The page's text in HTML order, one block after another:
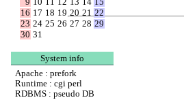
16 17 18 19 20 21 22
23 24 25 26 27 28 29
30 31
System info
Apache : prefork
Runtime : cgi perl
RDBMS : pseudo DB